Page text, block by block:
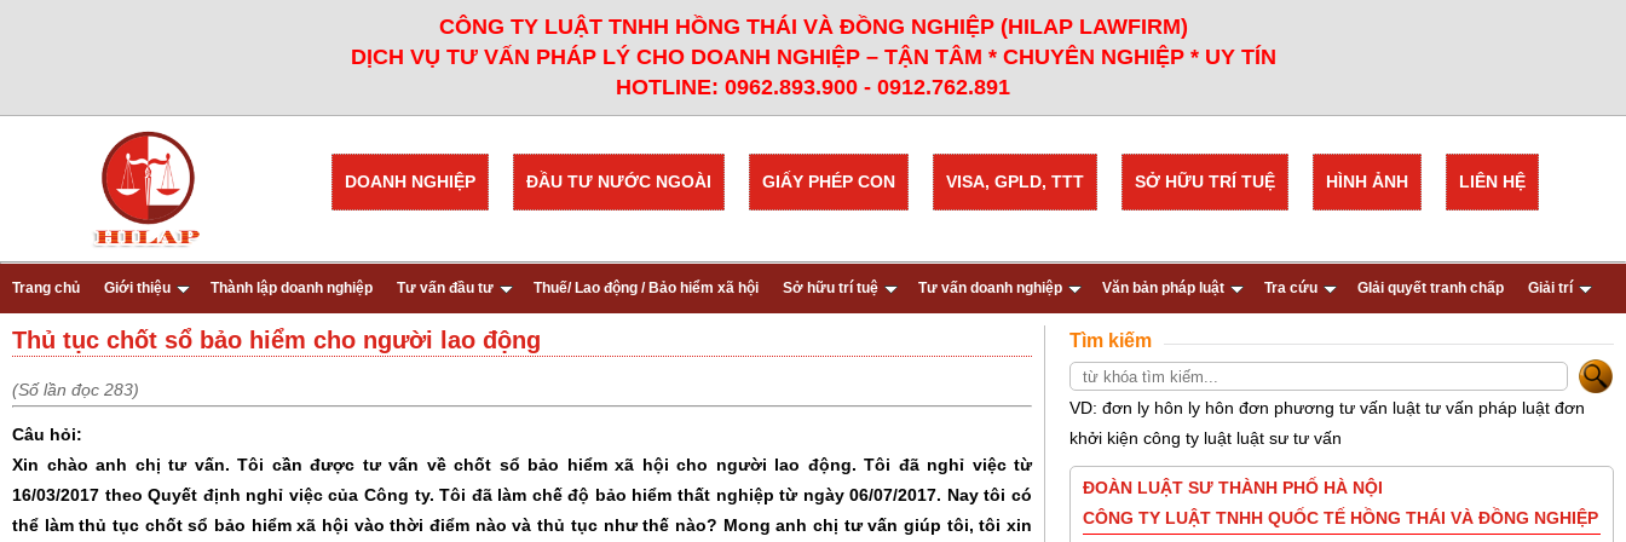
CÔNG TY LUẬT TNHH HỒNG THÁI VÀ ĐỒNG NGHIỆP (HILAP LAWFIRM)
DỊCH VỤ TƯ VẤN PHÁP LÝ CHO DOANH NGHIỆP – TẬN TÂM * CHUYÊN NGHIỆP * UY TÍN
HOTLINE: 0962.893.900 - 0912.762.891
LIÊN HỆ
HÌNH ẢNH
SỞ HỮU TRÍ TUỆ
VISA, GPLD, TTT
GIẤY PHÉP CON
ĐẦU TƯ NƯỚC NGOÀI
DOANH NGHIỆP
Trang chủ Giới thiệu Thành lập doanh nghiệp Tư vấn đầu tư Thuế/ Lao động / Bảo hiểm xã hội Sở hữu trí tuệ Tư vấn doanh nghiệp Văn bản pháp luật Tra cứu GIải quyết tranh chấp Giải trí
Thủ tục chốt sổ bảo hiểm cho người lao động
(Số lần đọc 283)
Câu hỏi:
Xin chào anh chị tư vấn. Tôi cần được tư vấn về chốt sổ bảo hiểm xã hội cho người lao động. Tôi đã nghỉ việc từ
16/03/2017 theo Quyết định nghỉ việc của Công ty. Tôi đã làm chế độ bảo hiểm thất nghiệp từ ngày 06/07/2017. Nay tôi có
thể làm thủ tục chốt sổ bảo hiểm xã hội vào thời điểm nào và thủ tục như thế nào? Mong anh chị tư vấn giúp tôi, tôi xin
Tìm kiếm
VD: đơn ly hôn ly hôn đơn phương tư vấn luật tư vấn pháp luật đơn
khởi kiện công ty luật luật sư tư vấn
ĐOÀN LUẬT SƯ THÀNH PHỐ HÀ NỘI
CÔNG TY LUẬT TNHH QUỐC TẾ HỒNG THÁI VÀ ĐỒNG NGHIỆP